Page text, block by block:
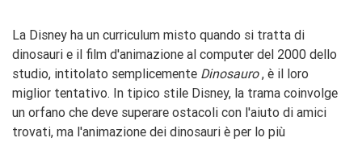
La Disney ha un curriculum misto quando si tratta di
dinosauri e il film d'animazione al computer del 2000 dello
studio, intitolato semplicemente Dinosauro, è il loro
miglior tentativo. In tipico stile Disney, la trama coinvolge
un orfano che deve superare ostacoli con l'aiuto di amici
trovati, ma l'animazione dei dinosauri è per lo più